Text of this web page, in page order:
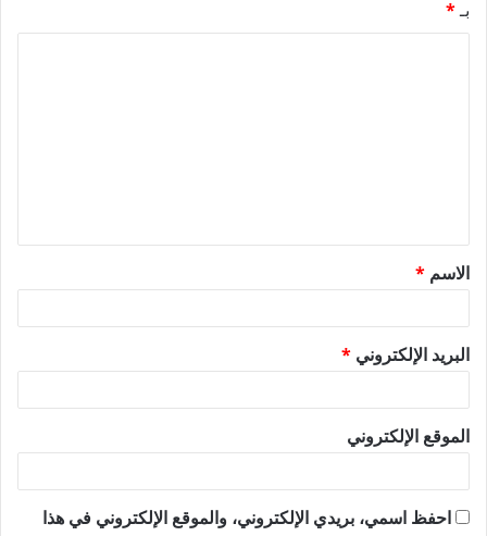
بـ*
ق
*
الاسم *
البريد الإلكتروني *
الموقع الإلكتروني
احفظ اسمي، بريدي الإلكتروني، والموقع الإلكتروني في هذا